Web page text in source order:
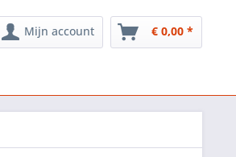
Mijn account € 0,00 *